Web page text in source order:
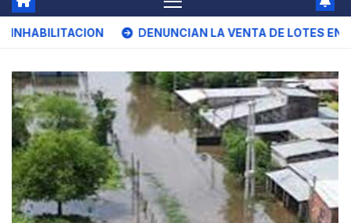
DENUNCIAN LA VENTA DE LOTES EN ZONAS INUNDABLES